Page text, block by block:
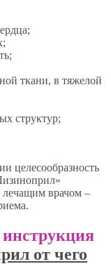
ткани, в тяжелой
структур;
целесообразность
лечащим врачом –